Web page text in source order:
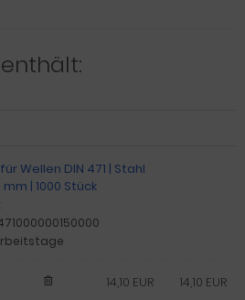
Wellen DIN 471 | Stahl
| 1000 Stück
14,10 EUR
14,10 EUR